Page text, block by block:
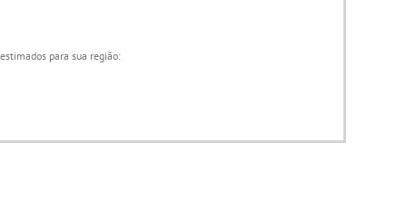
para sua região: